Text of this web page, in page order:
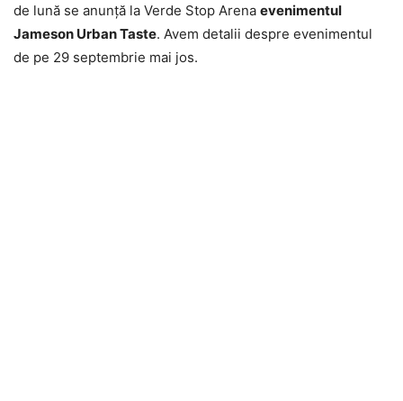
de lună se anunţă la Verde Stop Arena evenimentul
Jameson Urban Taste. Avem detalii despre evenimentul
de pe 29 septembrie mai jos.